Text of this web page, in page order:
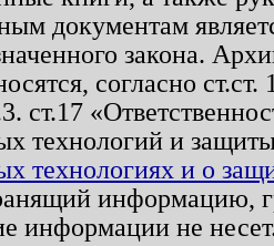
документам
закона.
согласно
ст.17
технологий и
технологиях и о
информацию,
информации не